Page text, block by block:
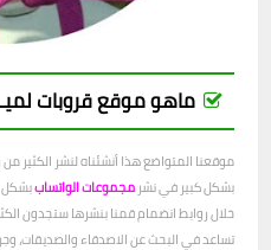
ماهو موقع قروبات
موقعنا المتواضع هذا أنشئناه لنشر الكثير
بشكل كبير في نشر مجموعات الواتساببشكل
خلال روابط انضمام قمنا بنشرها ستجدون
تساعد في البحث عن الاصدقاء والصديقات،